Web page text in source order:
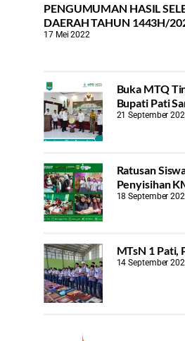
PENGUMUMAN HASIL
DAERAH TAHUN 1443H/
17 Mei 2022
Buka MTQ
Bupati Pati
21 September
Ratusan
Penyisihan
18 September
MTsN 1 Pati,
14 September